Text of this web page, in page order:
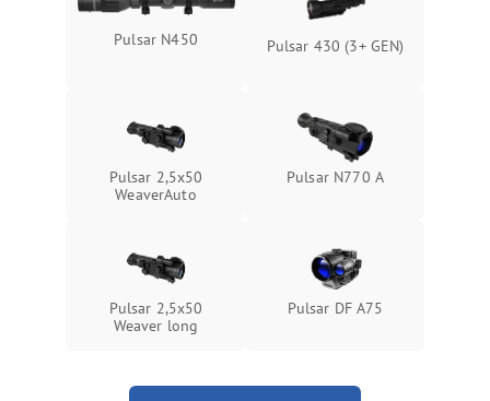
Поломка системы защиты
от замыкания
1000 ₽ Подробнее →
Pulsar N450 Pulsar 430 (3+ GEN)
Pulsar 2,5x50
WeaverAuto
Pulsar N770 А
Pulsar 2,5x50
Weaver long
Pulsar DF A75